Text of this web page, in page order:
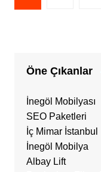
Öne Çıkanlar
İnegöl Mobilyası
SEO Paketleri
İç Mimar İstanbul
İnegöl Mobilya
Albay Lift